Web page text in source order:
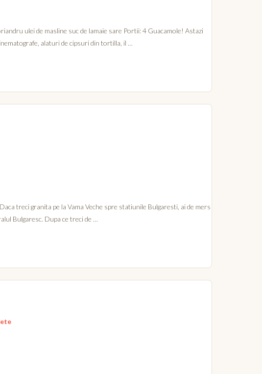
ulei de masline suc de lamaie sare Portii: 4 Guacamole! Astazi
alaturi de cipsuri din tortilla, il …
treci granita pe la Vama Veche spre statiunile Bulgaresti, ai de mers
Bulgaresc. Dupa ce treci de …